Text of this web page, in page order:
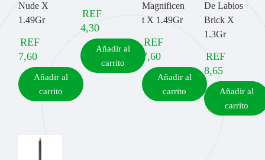
Nude X
1.49Gr
REF
7,60
Añadir al
carrito
REF
4,30
Añadir al
carrito
Magnificen
t X 1.49Gr
REF
7,60
Añadir al
carrito
De Labios
Brick X
1.3Gr
REF
8,65
Añadir al
carrito